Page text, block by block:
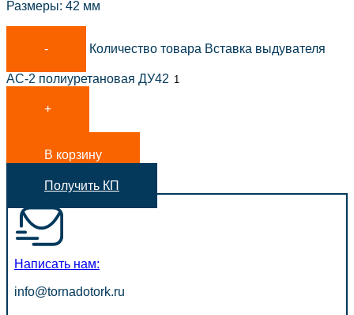
Размеры: 42 мм
Количество товара Вставка выдувателя
АС-2 полиуретановая ДУ42
В корзину
Получить КП
Написать нам:
info@tornadotork.ru